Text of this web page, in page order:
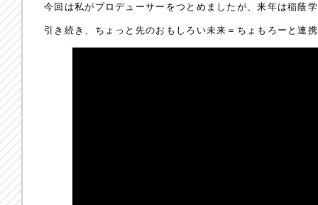
今回は私がプロデューサーをつとめましたが、来年は稲蔭
引き続き、ちょっと先のおもしろい未来＝ちょもろーと連